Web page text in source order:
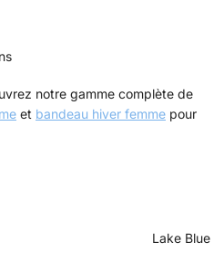
notre gamme complète de
et bandeau hiver femme pour
Lake Blue